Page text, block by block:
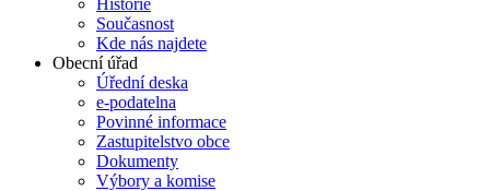
Historie
Současnost
Kde nás najdete
Obecní úřad
Úřední deska
e-podatelna
Povinné informace
Zastupitelstvo obce
Dokumenty
Výbory a komise